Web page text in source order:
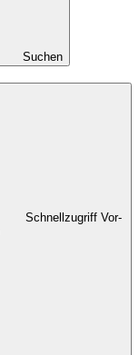
Suchen
Schnellzugriff Vor-